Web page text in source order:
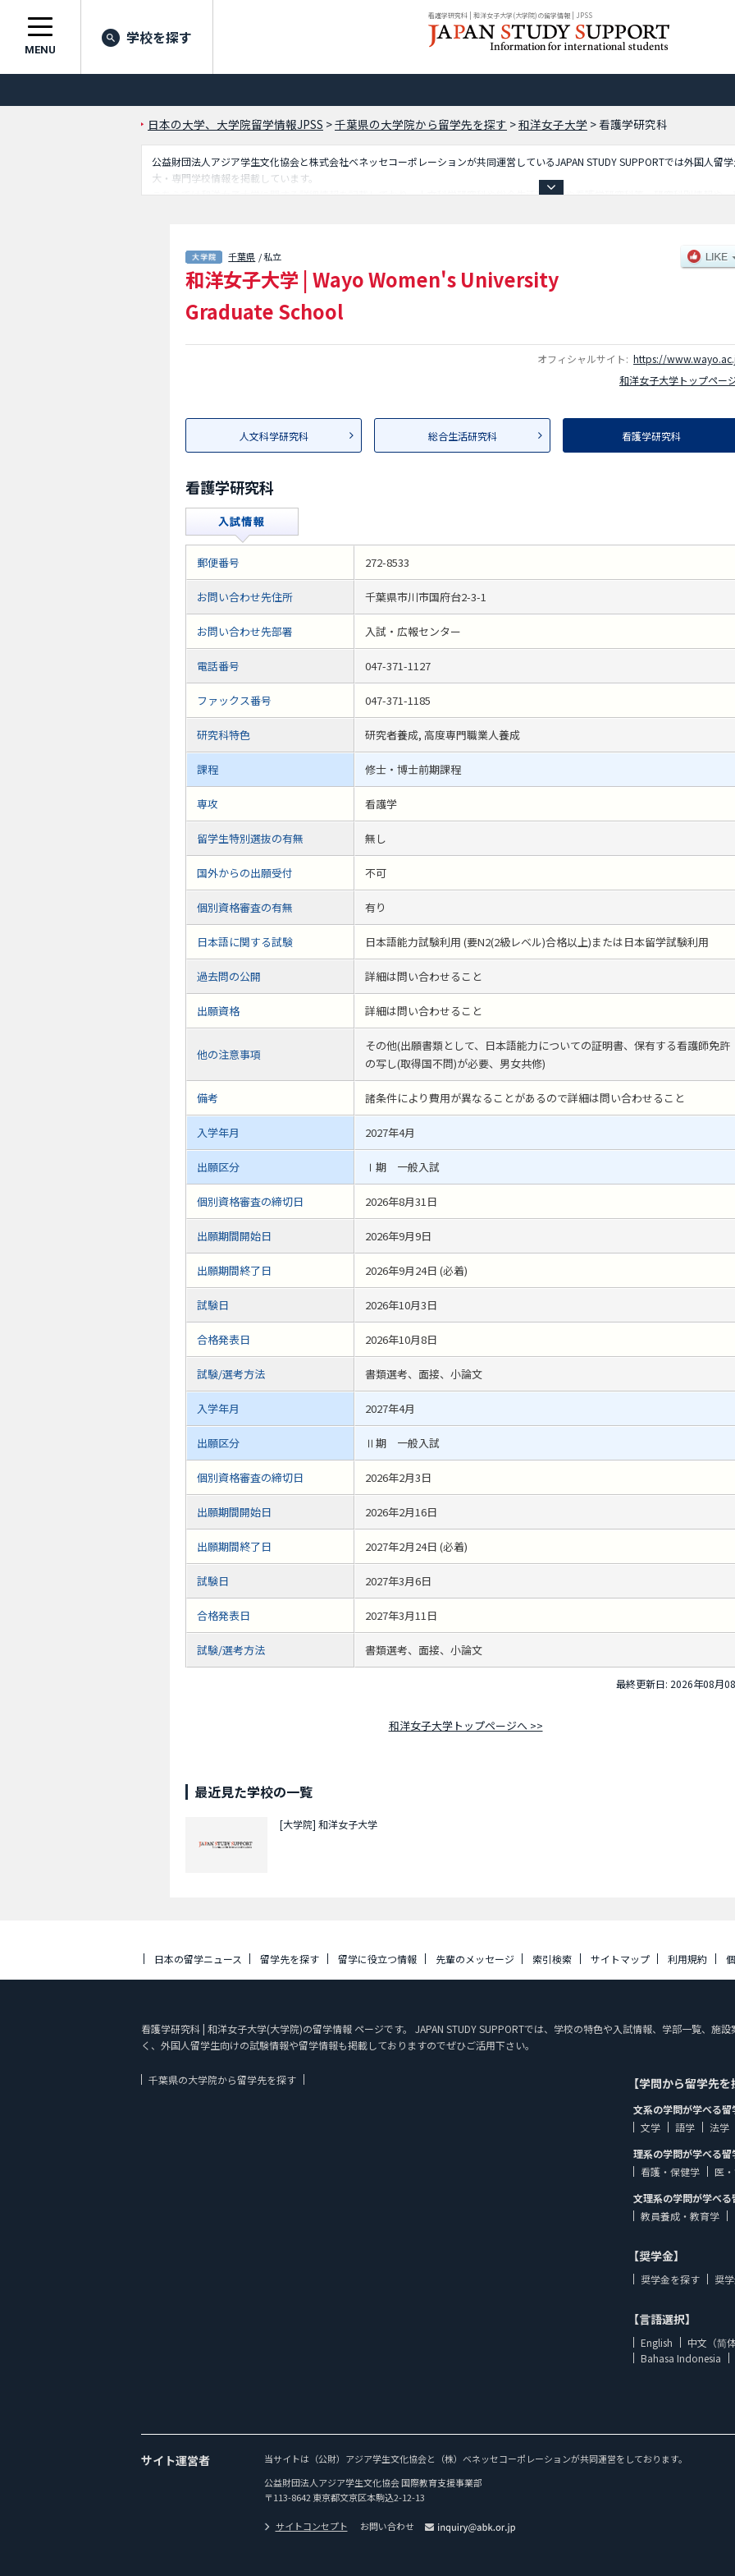
看護学研究科 | 和洋女子大学(大学院)の留学情報 | JPSS
MENU
学校を探す
日本の大学、大学院留学情報JPSS >千葉県の大学院から留学先を探す >和洋女子大学 >看護学研究科
公益財団法人アジア学生文化協会と株式会社ベネッセコーポレーションが共同運営しているJAPAN STUDY SUPPORTでは外国人留
大・専門学校情報を掲載しています。
こちらでは和洋女子大学に関する詳細情報を記載しており、人文科学研究科や総合生活研究科や看護学研究科等、研究科別情報や
千葉県 / 私立
和洋女子大学 | Wayo Women's University
Graduate School
オフィシャルサイト: https://
和洋女子大学トップペー
人文科学研究科 総合生活研究科 看護学研究科
看護学研究科
郵便番号 272-8533
お問い合わせ先住所 千葉県市川市国府台2-3-1
お問い合わせ先部署 入試・広報センター
電話番号 047-371-1127
ファックス番号 047-371-1185
研究科特色 研究者養成, 高度専門職業人養成
課程 修士・博士前期課程
専攻 看護学
留学生特別選抜の有無 無し
国外からの出願受付 不可
個別資格審査の有無 有り
日本語に関する試験 日本語能力試験利用 (要N2(2級レベル)合格以上)または日本留学試験利用
過去問の公開 詳細は問い合わせること
出願資格 詳細は問い合わせること
他の注意事項
その他(出願書類として、日本語能力についての証明書、保有する看護師免許
の写し(取得国不問)が必要、男女共修)
備考 諸条件により費用が異なることがあるので詳細は問い合わせること
入学年月 2027年4月
出願区分 Ⅰ期 一般入試
個別資格審査の締切日 2026年8月31日
出願期間開始日 2026年9月9日
出願期間終了日 2026年9月24日 (必着)
試験日 2026年10月3日
合格発表日 2026年10月8日
試験/選考方法 書類選考、面接、小論文
入学年月 2027年4月
出願区分 Ⅱ期 一般入試
個別資格審査の締切日 2026年2月3日
出願期間開始日 2026年2月16日
出願期間終了日 2027年2月24日 (必着)
試験日 2027年3月6日
合格発表日 2027年3月11日
試験/選考方法 書類選考、面接、小論文
最終更新日: 2026年08月
和洋女子大学トップページへ >>
最近見た学校の一覧
[大学院] 和洋女子大学
日本の留学ニュース 留学先を探す 留学に役立つ情報 先輩のメッセージ 索引検索 サイトマップ 利用規約
看護学研究科 | 和洋女子大学(大学院)の留学情報 ページです。 JAPAN STUDY SUPPORTでは、学校の特色や入試情報、学部一覧、施
く、外国人留学生向けの試験情報や留学情報も掲載しておりますのでぜひご活用下さい。
千葉県の大学院から留学先を探す 【学問から留学先
文系の学問が学べる留
文学
語学
法学
理系の学問が学べる留
看護・保健学
医
文理系の学問が学べ
教員養成・教育学
【奨学金】
奨学金を探す 奨
【言語選択】
English
中文（简
Bahasa Indonesia
サイト運営者
当サイトは（公財）アジア学生文化協会と（株）ベネッセコーポレーションが共同運営をしております。
公益財団法人アジア学生文化協会 国際教育支援事業部
〒113-8642 東京都文京区本駒込2-12-13
サイトコンセプト お問い合わせ